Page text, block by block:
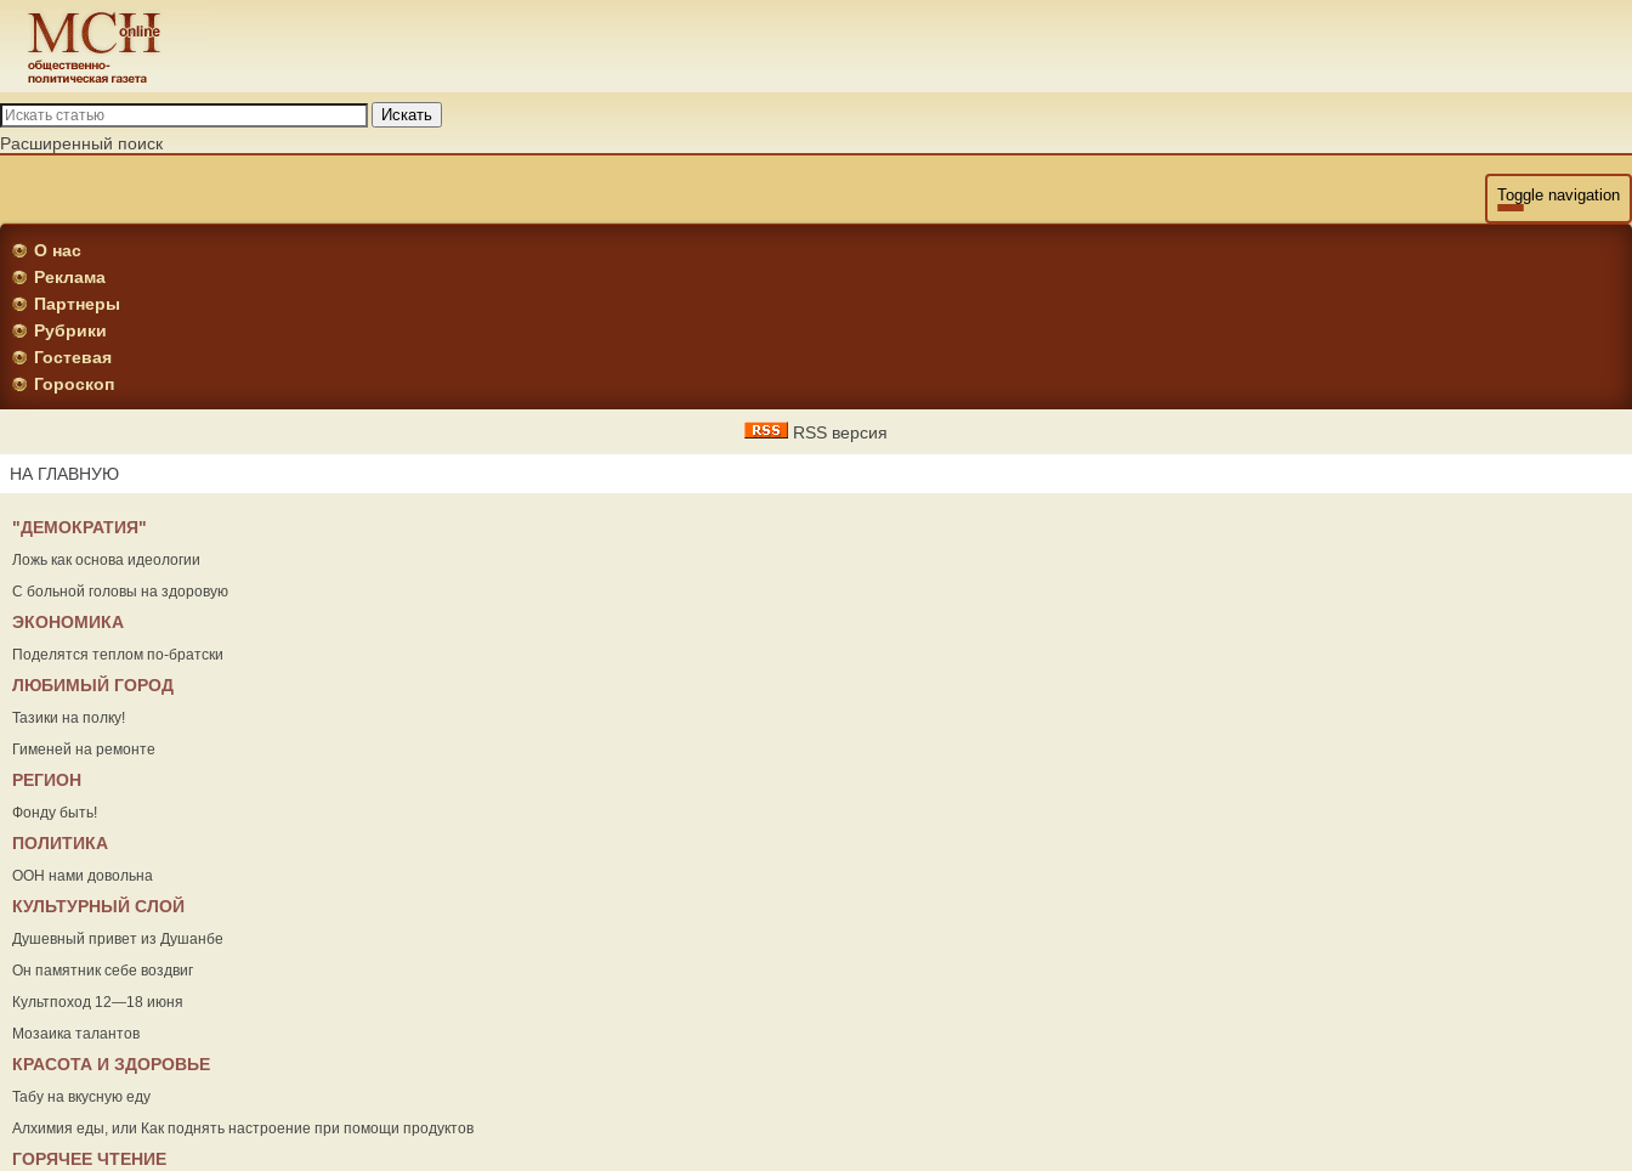
Искать
Расширенный поиск
Toggle navigation
О нас
Реклама
Партнеры
Рубрики
Гостевая
Гороскоп
RSS версия
НА ГЛАВНУЮ
"ДЕМОКРАТИЯ"
Ложь как основа идеологии
С больной головы на здоровую
ЭКОНОМИКА
Поделятся теплом по-братски
ЛЮБИМЫЙ ГОРОД
Тазики на полку!
Гименей на ремонте
РЕГИОН
Фонду быть!
ПОЛИТИКА
ООН нами довольна
КУЛЬТУРНЫЙ СЛОЙ
Душевный привет из Душанбе
Он памятник себе воздвиг
Культпоход 12—18 июня
Мозаика талантов
КРАСОТА И ЗДОРОВЬЕ
Табу на вкусную еду
Алхимия еды, или Как поднять настроение при помощи продуктов
ГОРЯЧЕЕ ЧТЕНИЕ